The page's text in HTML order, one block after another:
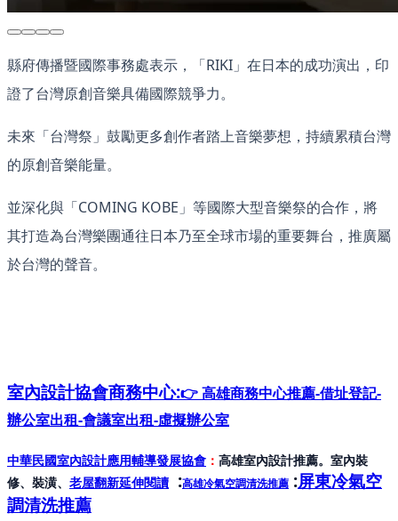
縣府傳播暨國際事務處表示，「RIKI」在日本的成功演出，印
證了台灣原創音樂具備國際競爭力。
未來「台灣祭」鼓勵更多創作者踏上音樂夢想，持續累積台灣
的原創音樂能量。
並深化與「COMING KOBE」等國際大型音樂祭的合作，將
其打造為台灣樂團通往日本乃至全球市場的重要舞台，推廣屬
於台灣的聲音。
室內設計協會商務中心:👉 高雄商務中心推薦-借址登記-
辦公室出租-會議室出租-虛擬辦公室
中華民國室內設計應用輔導發展協會 ： 高雄室內設計推薦。室內裝
修、裝潢、 老屋翻新延伸閱讀 :高雄冷氣空調清洗推薦 :屏東冷氣空
調清洗推薦